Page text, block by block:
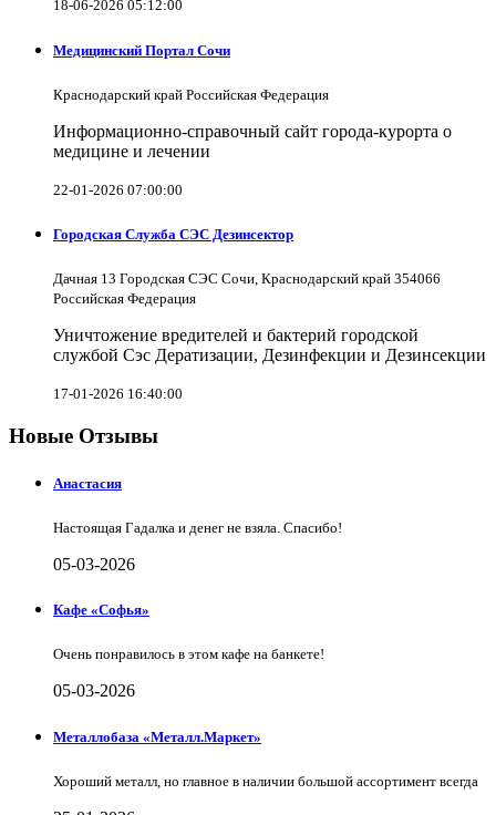
18-06-2026 05:12:00
Медицинский Портал Сочи
Краснодарский край Российская Федерация
Информационно-справочный сайт города-курорта о
медицине и лечении
22-01-2026 07:00:00
Городская Служба СЭС Дезинсектор
Дачная 13 Городская СЭС Сочи, Краснодарский край 354066
Российская Федерация
Уничтожение вредителей и бактерий городской
службой Сэс Дератизации, Дезинфекции и Дезинсекции
17-01-2026 16:40:00
Новые Отзывы
Анастасия
Настоящая Гадалка и денег не взяла. Спасибо!
05-03-2026
Кафе «Софья»
Очень понравилось в этом кафе на банкете!
05-03-2026
Металлобаза «Металл.Маркет»
Хороший металл, но главное в наличии большой ассортимент всегда